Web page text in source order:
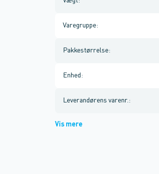
Varegruppe:
Pakkestørrelse:
Enhed :
Leverandørens varenr. :
Vis mere